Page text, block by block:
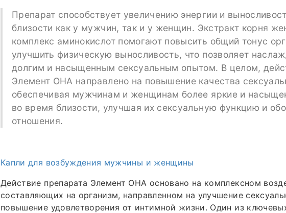
Препарат способствует увеличению энергии и
близости как у мужчин, так и у женщин. Экстракт корня
комплекс аминокислот помогают повысить общий тонус
улучшить физическую выносливость, что позволяет
долгим и насыщенным сексуальным опытом. В целом,
Элемент ОНА направлено на повышение качества
обеспечивая мужчинам и женщинам более яркие и
во время близости, улучшая их сексуальную функцию и
отношения.
Капли для возбуждения мужчины и женщины
Действие препарата Элемент ОНА основано на комплексном
составляющих на организм, направленном на улучшение
повышение удовлетворения от интимной жизни. Один из